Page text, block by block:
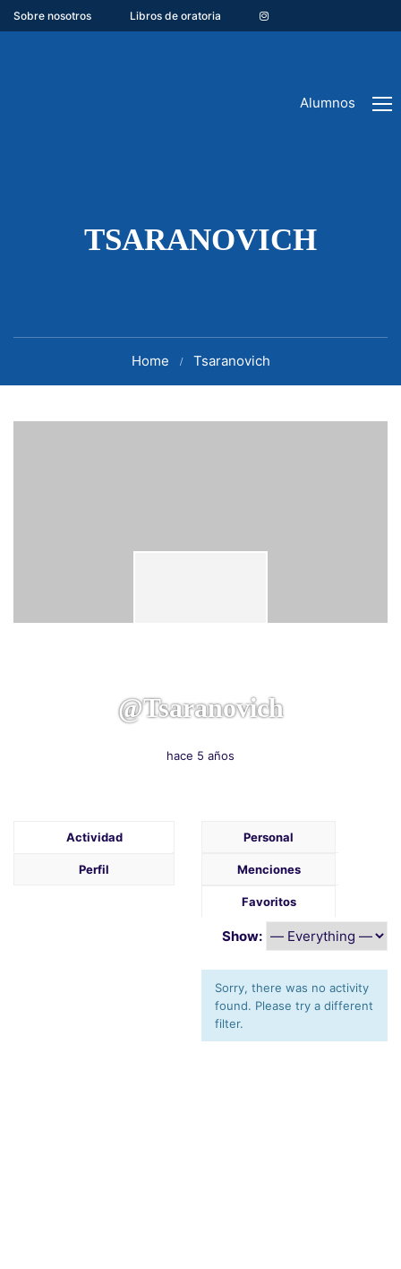
Sobre nosotros Libros de oratoria
Alumnos
TSARANOVICH
Home Tsaranovich
@tsaranovich
hace 5 años
Actividad
Perfil
Personal
Menciones
Favoritos
Show:
Sorry, there was no activity
found. Please try a different
filter.